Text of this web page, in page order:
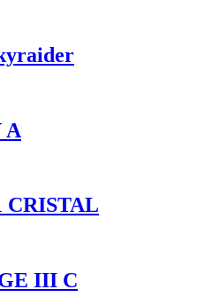
A
CRISTAL
III C